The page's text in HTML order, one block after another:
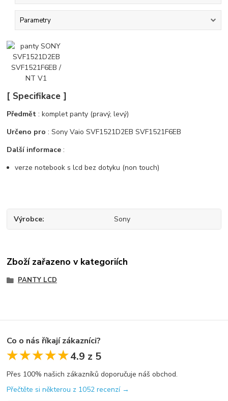
Parametry
[ Specifikace ]
Předmět : komplet panty (pravý, levý)
Určeno pro : Sony Vaio SVF1521D2EB SVF1521F6EB
Další informace :
verze notebook s lcd bez dotyku (non touch)
Výrobce Sony
Zboží zařazeno v kategoriích
PANTY LCD
Co o nás říkají zákazníci?
★★★★★
★★★★★4.9 z 5
Přes 100% našich zákazníků doporučuje náš obchod.
Přečtěte si některou z 1052 recenzí →